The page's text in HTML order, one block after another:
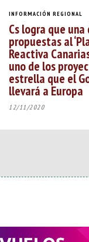
INFORMACIÓN REGIONAL
Cs logra que una
propuestas al
Reactiva
uno de los
estrella que el
llevará a Europa
12/11/2020